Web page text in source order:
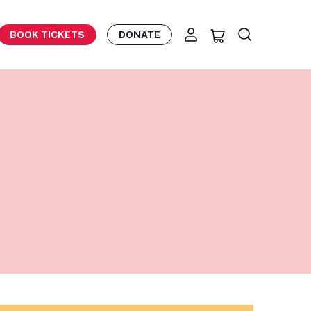
BOOK TICKETS DONATE